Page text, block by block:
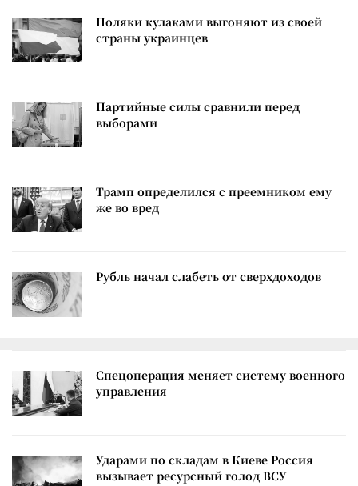
Поляки кулаками выгоняют из своей
страны украинцев
Партийные силы сравнили перед
выборами
Трамп определился с преемником ему
же во вред
Рубль начал слабеть от сверхдоходов
Спецоперация меняет систему военного
управления
Ударами по складам в Киеве Россия
вызывает ресурсный голод ВСУ